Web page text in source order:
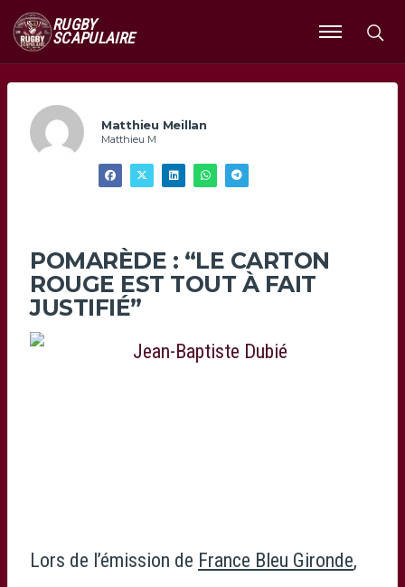
RUGBY
SCAPULAIRE
Ouvrir
le
Matthieu Meillan
Matthieu M
POMARÈDE : “LE CARTON
ROUGE EST TOUT À FAIT
JUSTIFIÉ”
Lors de l’émission de France Bleu Gironde,